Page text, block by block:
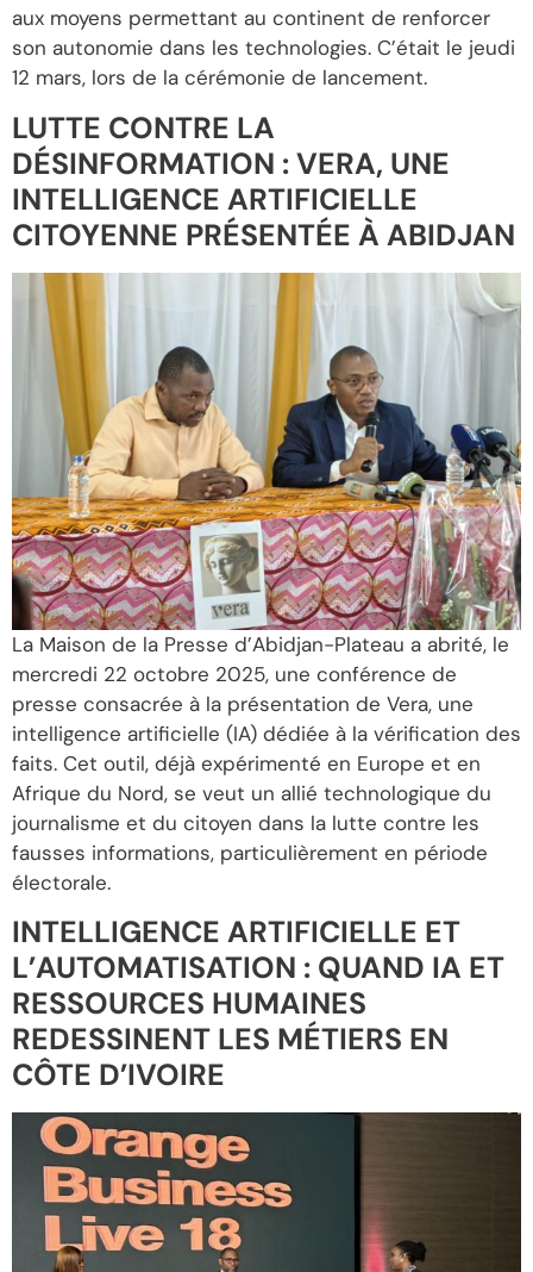
aux moyens permettant au continent de renforcer
son autonomie dans les technologies. C’était le jeudi
12 mars, lors de la cérémonie de lancement.
LUTTE CONTRE LA
DÉSINFORMATION : VERA, UNE
INTELLIGENCE ARTIFICIELLE
CITOYENNE PRÉSENTÉE À ABIDJAN
La Maison de la Presse d’Abidjan-Plateau a abrité, le
mercredi 22 octobre 2025, une conférence de
presse consacrée à la présentation de Vera, une
intelligence artificielle (IA) dédiée à la vérification des
faits. Cet outil, déjà expérimenté en Europe et en
Afrique du Nord, se veut un allié technologique du
journalisme et du citoyen dans la lutte contre les
fausses informations, particulièrement en période
électorale.
INTELLIGENCE ARTIFICIELLE ET
L’AUTOMATISATION : QUAND IA ET
RESSOURCES HUMAINES
REDESSINENT LES MÉTIERS EN
CÔTE D’IVOIRE